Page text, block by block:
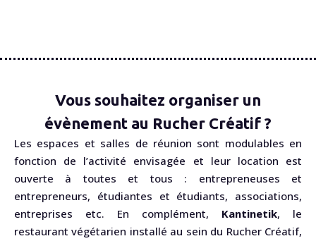
Vous souhaitez organiser un
évènement au Rucher Créatif ?
Les espaces et salles de réunion sont modulables en
fonction de l’activité envisagée et leur location est
ouverte à toutes et tous : entrepreneuses et
entrepreneurs, étudiantes et étudiants, associations,
entreprises etc. En complément, Kantinetik, le
restaurant végétarien installé au sein du Rucher Créatif,